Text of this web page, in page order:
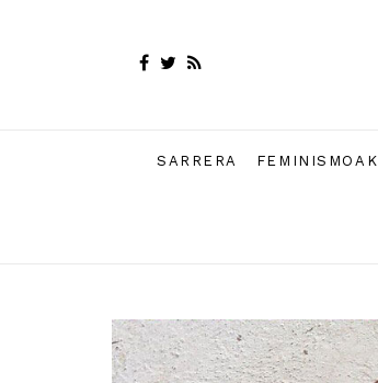
SARRERA FEMINISMOAK